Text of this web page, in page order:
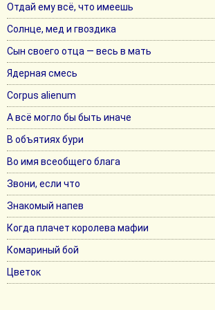
Отдай ему всё, что имеешь
Солнце, мед и гвоздика
Сын своего отца — весь в мать
Ядерная смесь
Corpus alienum
А всё могло бы быть иначе
В объятиях бури
Во имя всеобщего блага
Звони, если что
Знакомый напев
Когда плачет королева мафии
Комариный бой
Цветок